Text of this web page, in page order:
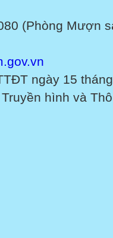
Mượn sách
ngày 15
hình và